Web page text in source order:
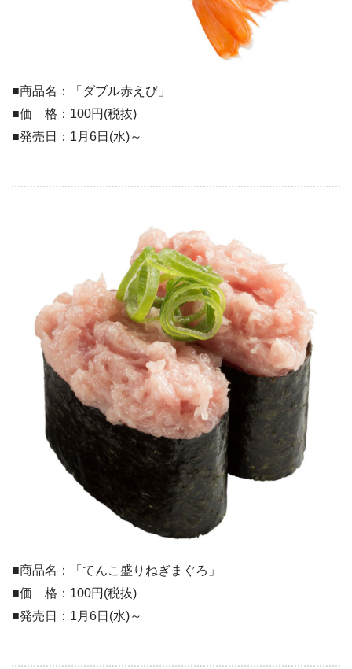
■商品名：「ダブル赤えび」
■価 格：100円(税抜)
■発売日：1月6日(水)～
■商品名：「てんこ盛りねぎまぐろ」
■価 格：100円(税抜)
■発売日：1月6日(水)～